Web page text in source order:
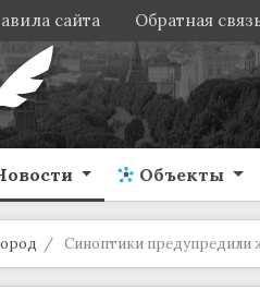
сайта Обратная
Объекты
Синоптики предупредили